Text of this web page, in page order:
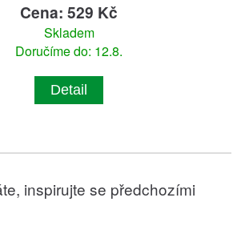
Cena: 529 Kč
Skladem
Doručíme do: 12.8.
Detail
inspirujte se předchozími